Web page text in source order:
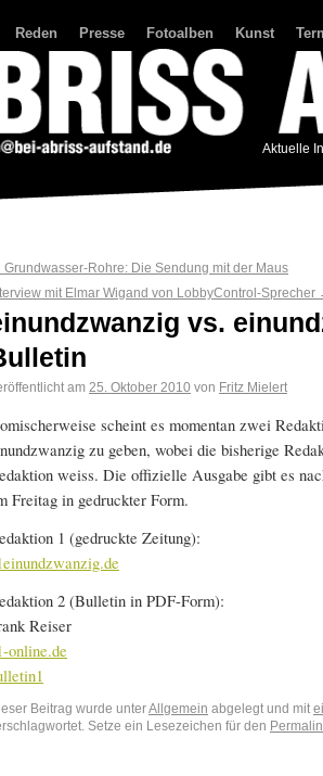
Reden Presse Fotoalben Kunst
Aktuelle
Grundwasser-Rohre: Die Sendung mit der Maus
mit Elmar Wigand von LobbyControl-Sprecher
vs.
am 25. Oktober 2010 von Fritz Mielert
scheint es momentan zwei
zu geben, wobei die bisherige
weiss. Die offizielle Ausgabe gibt es
Freitag in gedruckter Form.
1 (gedruckte Zeitung):
2 (Bulletin in PDF-Form):
Reiser
online.de
Beitrag wurde unterAllgemein abgelegt und mit
Setze ein Lesezeichen für den